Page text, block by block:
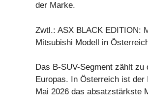
der Marke.
Zwtl.: ASX BLACK EDITION:
Mitsubishi Modell in
Das B-SUV-Segment zählt
Europas. In Österreich ist
Mai 2026 das absatzstärkste